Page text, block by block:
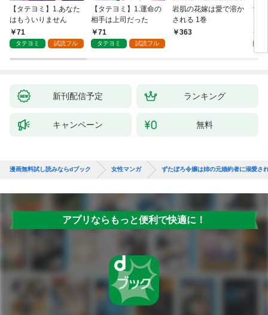
【タテヨミ】1.あなた
はもういりません
71
タテヨミ 試読フル
【タテヨミ】1.運命の
相手は上司だった
71
タテヨミ 試読フル
岩肌の花嫁は愛で溶か
される 1巻
363
愛
新刊配信予定 ランキング
キャンペーン 無料
漫画無料試し読みならdブック 女性マンガ ずたぼろ令嬢は姉の元婚約者に溺愛さ
アプリならもっと便利で快適に！